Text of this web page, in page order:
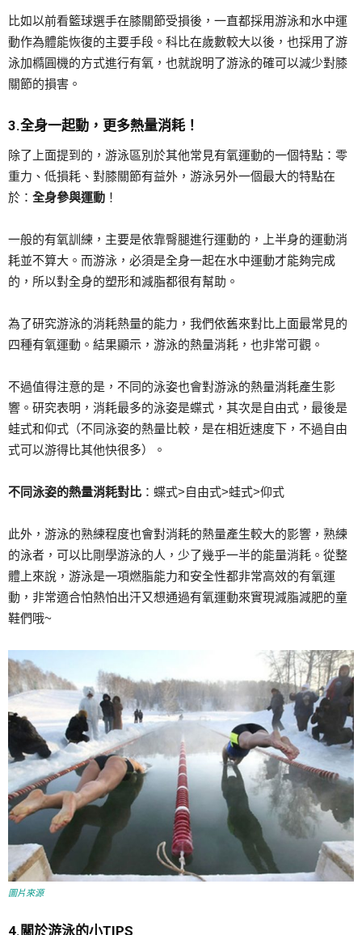
比如以前看籃球選手在膝關節受損後，一直都採用游泳和水中運
動作為體能恢復的主要手段。科比在歲數較大以後，也採用了游
泳加橢圓機的方式進行有氧，也就說明了游泳的確可以減少對膝
關節的損害。
3.全身一起動，更多熱量消耗！
除了上面提到的，游泳區別於其他常見有氧運動的一個特點：零
重力、低損耗、對膝關節有益外，游泳另外一個最大的特點在
於： 全身參與運動 ！
一般的有氧訓練，主要是依靠臀腿進行運動的，上半身的運動消
耗並不算大。而游泳，必須是全身一起在水中運動才能夠完成
的，所以對全身的塑形和減脂都很有幫助。
為了研究游泳的消耗熱量的能力，我們依舊來對比上面最常見的
四種有氧運動。結果顯示，游泳的熱量消耗，也非常可觀。
不過值得注意的是，不同的泳姿也會對游泳的熱量消耗產生影
響。研究表明，消耗最多的泳姿是蝶式，其次是自由式，最後是
蛙式和仰式（不同泳姿的熱量比較，是在相近速度下，不過自由
式可以游得比其他快很多）。
不同泳姿的熱量消耗對比 ：蝶式>自由式>蛙式>仰式
此外，游泳的熟練程度也會對消耗的熱量產生較大的影響，熟練
的泳者，可以比剛學游泳的人，少了幾乎一半的能量消耗。從整
體上來說，游泳是一項燃脂能力和安全性都非常高效的有氧運
動，非常適合怕熱怕出汗又想通過有氧運動來實現減脂減肥的童
鞋們哦~
圖片來源
4.關於游泳的小TIPS